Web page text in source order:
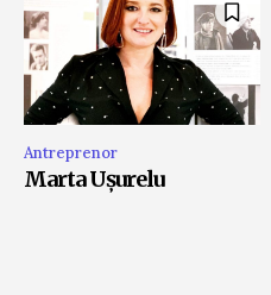
Antreprenor
Marta Ușurelu